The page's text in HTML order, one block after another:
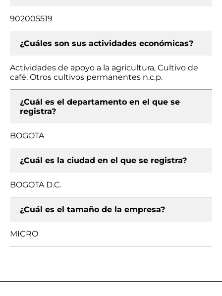
902005519
¿Cuáles son sus actividades económicas?
Actividades de apoyo a la agricultura, Cultivo de
café, Otros cultivos permanentes n.c.p.
¿Cuál es el departamento en el que se
registra?
BOGOTA
¿Cuál es la ciudad en el que se registra?
BOGOTA D.C.
¿Cuál es el tamaño de la empresa?
MICRO